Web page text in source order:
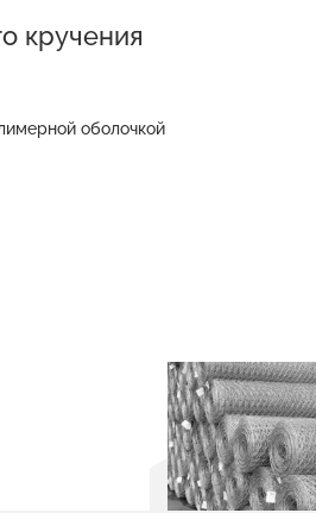
кручения
оболочкой